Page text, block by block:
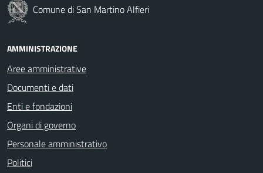
Comune di San Martino Alfieri
AMMINISTRAZIONE
Aree amministrative
Documenti e dati
Enti e fondazioni
Organi di governo
Personale amministrativo
Politici